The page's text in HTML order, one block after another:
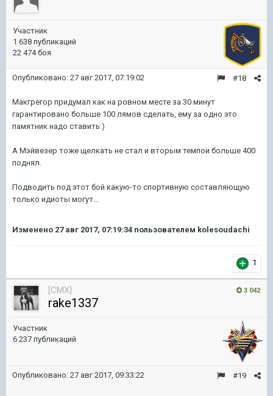
Участник
1 638 публикаций
22 474 боя
#18
Опубликовано: 27 авг 2017, 07:19:02
Макгрегор придумал как на ровном месте за 30 минут
гарантировано больше 100 лямов сделать, ему за одно это
памятник надо ставить:)
А Мэйвезер тоже щелкать не стал и вторым темпои больше 400
поднял.
Подводить под этот бой какую-то спортивную составляющую
только идиoты могут...
Изменено 27 авг 2017, 07:19:34 пользователем kolesoudachi
1
3 042
[CMX]
rake1337
Участник
6 237 публикаций
#19
Опубликовано: 27 авг 2017, 09:33:22